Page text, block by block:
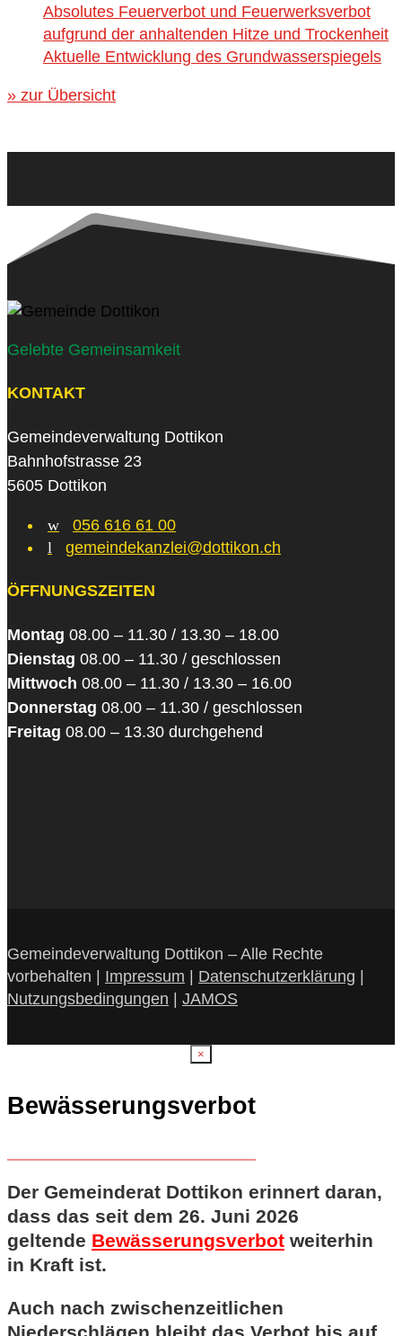
Absolutes Feuerverbot und Feuerwerksverbot
aufgrund der anhaltenden Hitze und Trockenheit
Aktuelle Entwicklung des Grundwasserspiegels
» zur Übersicht
Gelebte Gemeinsamkeit
KONTAKT
Gemeindeverwaltung Dottikon
Bahnhofstrasse 23
5605 Dottikon
w
056 616 61 00
l
gemeindekanzlei@dottikon.ch
ÖFFNUNGSZEITEN
Montag 08.00 – 11.30 / 13.30 – 18.00
Dienstag 08.00 – 11.30 / geschlossen
Mittwoch 08.00 – 11.30 / 13.30 – 16.00
Donnerstag 08.00 – 11.30 / geschlossen
Freitag 08.00 – 13.30 durchgehend
Gemeindeverwaltung Dottikon – Alle Rechte
vorbehalten | Impressum | Datenschutzerklärung |
Nutzungsbedingungen | JAMOS
×
Bewässerungsverbot
Der Gemeinderat Dottikon erinnert daran,
dass das seit dem 26. Juni 2026
geltende Bewässerungsverbot weiterhin
in Kraft ist.
Auch nach zwischenzeitlichen
Niederschlägen bleibt das Verbot bis auf